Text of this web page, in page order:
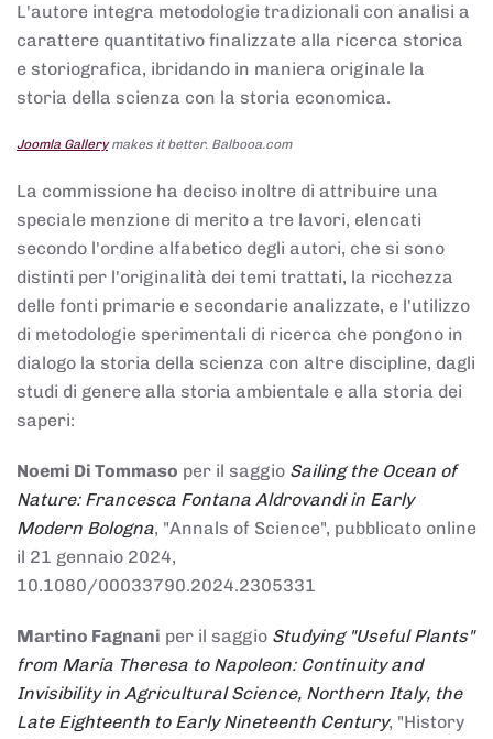
L'autore integra metodologie tradizionali con analisi a
carattere quantitativo finalizzate alla ricerca storica
e storiografica, ibridando in maniera originale la
storia della scienza con la storia economica.
Joomla Gallerymakes it better. Balbooa.com
La commissione ha deciso inoltre di attribuire una
speciale menzione di merito a tre lavori, elencati
secondo l'ordine alfabetico degli autori, che si sono
distinti per l'originalità dei temi trattati, la ricchezza
delle fonti primarie e secondarie analizzate, e l'utilizzo
di metodologie sperimentali di ricerca che pongono in
dialogo la storia della scienza con altre discipline, dagli
studi di genere alla storia ambientale e alla storia dei
saperi:
Noemi Di Tommaso per il saggio Sailing the Ocean of
Nature: Francesca Fontana Aldrovandi in Early
Modern Bologna, "Annals of Science", pubblicato online
il 21 gennaio 2024,
10.1080/00033790.2024.2305331
Martino Fagnani per il saggio Studying "Useful Plants"
from Maria Theresa to Napoleon: Continuity and
Invisibility in Agricultural Science, Northern Italy, the
Late Eighteenth to Early Nineteenth Century, "History